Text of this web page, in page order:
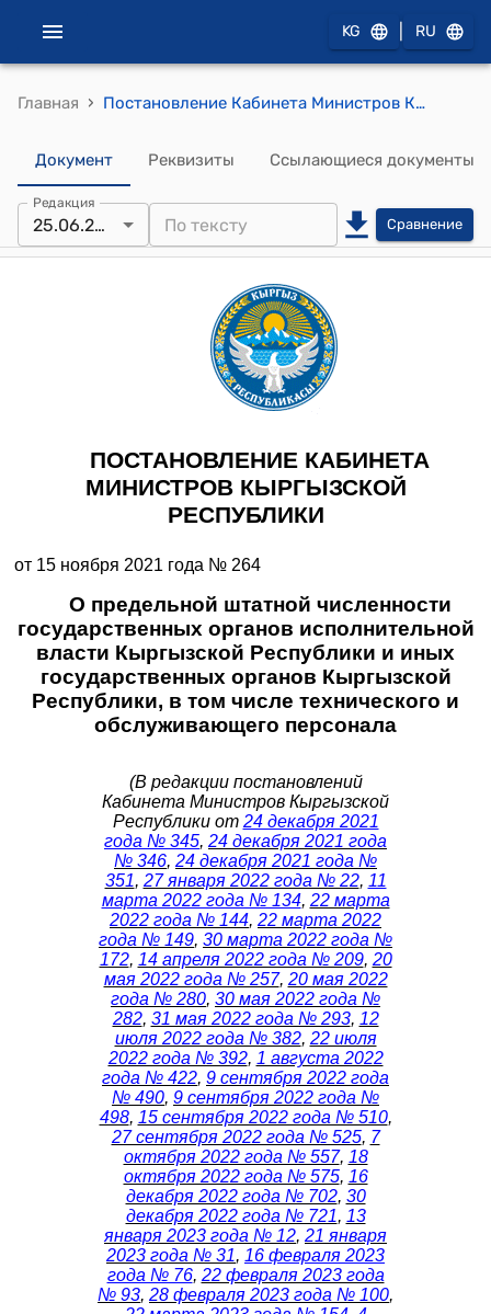
KG RU
Главная › Постановление Кабинета Министров КР от 15 ноября 2021 года № 264 "О предельной штатной численности государственных органов исполнительной власти Кыргызской Республики и иных государственных органов Кыргызской Республики, в том числе технического и обслуживающего персонала"
Документ Реквизиты Ссылающиеся документы
Редакция
25.06.2026 Сравнение